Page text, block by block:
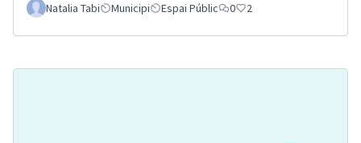
Natalia Tabi Municipi Espai Públic 0 2